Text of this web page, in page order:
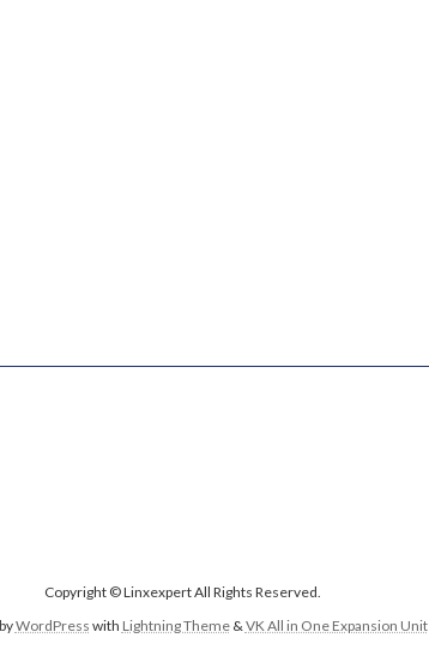
Copyright © Linxexpert All Rights Reserved.
WordPress with Lightning Theme& VK All in One Expansion Unit